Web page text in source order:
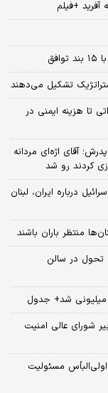
+فیلم
تشکیل می‌دهند
تا هزینه ایمنی در
آقای اژه‌ای مردانه
کردند رو شد
بر اسرائیل درباره ایران، لبنان
تحول در سالن
شد+ جدول
شورای عالی امنیت
مسئولیت